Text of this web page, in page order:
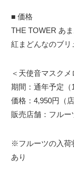
■ 価格
THE TOWER あ
紅まどんなのブリ
＜天使音マスク
期間：通年予定（
価格：4,950円（
販売店舗：フル
※フルーツの入荷
あり